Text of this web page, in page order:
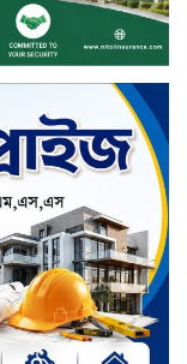
ফসলের মাঠে
মহিষমারা কলেজে
নতুন বিপ্লব!
ব্যাংকের বোর্ড
কল্যাণ সমিতিতে
কোটি
দখলের অপচেষ্টা ও